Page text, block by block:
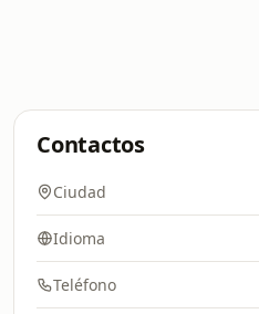
Contactos
Ciudad
Idioma
Teléfono